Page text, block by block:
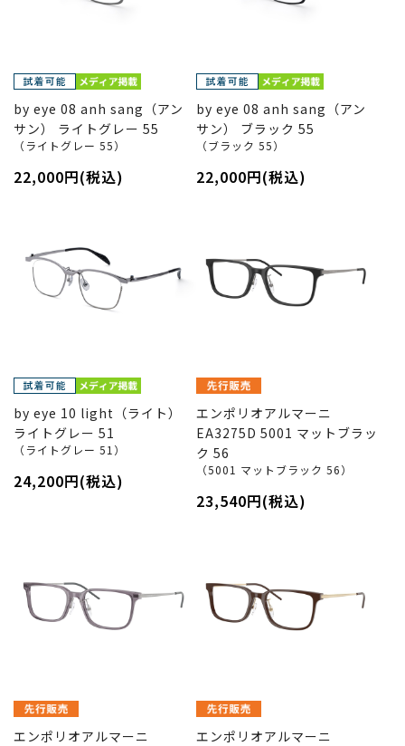
by eye 08 anh sang（アン
サン） ライトグレー 55
（ライトグレー 55）
22,000円(税込)
by eye 08 anh sang（アン
サン） ブラック 55
（ブラック 55）
22,000円(税込)
by eye 10 light（ライト）
ライトグレー 51
（ライトグレー 51）
24,200円(税込)
エンポリオアルマーニ
EA3275D 5001 マットブラッ
ク 56
（5001 マットブラック 56）
23,540円(税込)
エンポリオアルマーニ
エンポリオアルマーニ